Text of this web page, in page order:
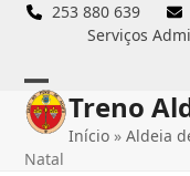
Skip
253 880 639
Serviços
Open
mobile
Close
mobile
Treno
Início »Aldeia
Natal